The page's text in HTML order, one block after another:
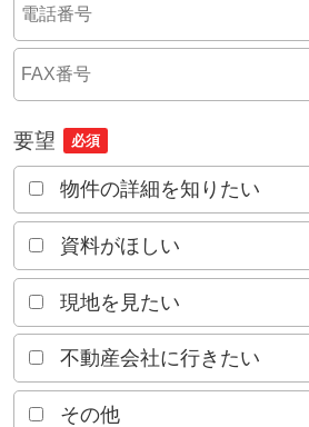
要望 必須
物件の詳細を知りたい
資料がほしい
現地を見たい
不動産会社に行きたい
その他